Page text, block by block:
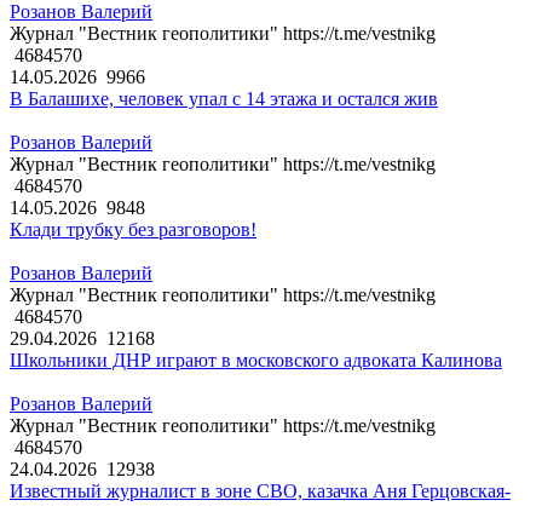
Розанов Валерий
Журнал "Вестник геополитики" https://t.me/vestnikg
4684570
14.05.2026 9966
В Балашихе, человек упал с 14 этажа и остался жив
Розанов Валерий
Журнал "Вестник геополитики" https://t.me/vestnikg
4684570
14.05.2026 9848
Клади трубку без разговоров!
Розанов Валерий
Журнал "Вестник геополитики" https://t.me/vestnikg
4684570
29.04.2026 12168
Школьники ДНР играют в московского адвоката Калинова
Розанов Валерий
Журнал "Вестник геополитики" https://t.me/vestnikg
4684570
24.04.2026 12938
Известный журналист в зоне СВО, казачка Аня Герцовская-